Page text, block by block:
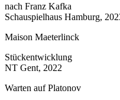
nach Franz Kafka
Schauspielhaus Hamburg,
Maison Maeterlinck
Stückentwicklung
NT Gent, 2022
Warten auf Platonov